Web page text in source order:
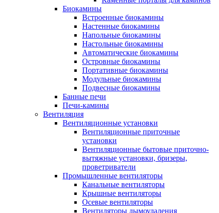
Биокамины
Встроенные биокамины
Настенные биокамины
Напольные биокамины
Настольные биокамины
Автоматические биокамины
Островные биокамины
Портативные биокамины
Модульные биокамины
Подвесные биокамины
Банные печи
Печи-камины
Вентиляция
Вентиляционные установки
Вентиляционные приточные
установки
Вентиляционные бытовые приточно-
вытяжные установки, бризеры,
проветриватели
Промышленные вентиляторы
Канальные вентиляторы
Крышные вентиляторы
Осевые вентиляторы
Вентиляторы дымоудаления